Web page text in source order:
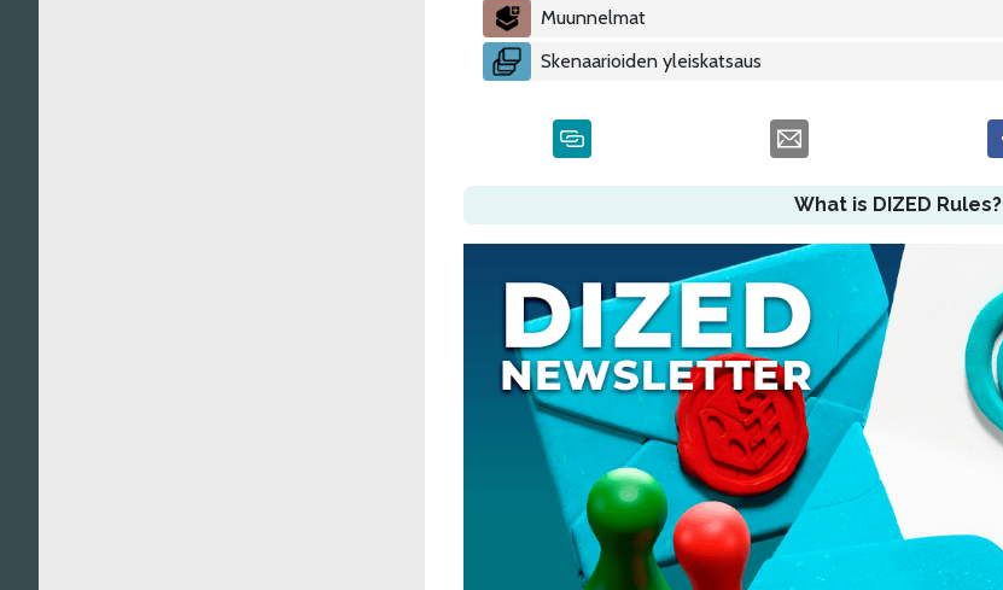
Muunnelmat
Skenaarioiden yleiskatsaus
What is DIZED Rules?